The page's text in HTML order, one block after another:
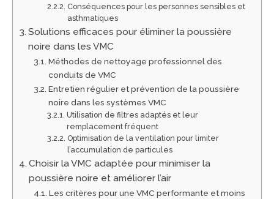
Conséquences pour les personnes sensibles et
asthmatiques
Solutions efficaces pour éliminer la poussière
noire dans les VMC
Méthodes de nettoyage professionnel des
conduits de VMC
Entretien régulier et prévention de la poussière
noire dans les systèmes VMC
Utilisation de filtres adaptés et leur
remplacement fréquent
Optimisation de la ventilation pour limiter
l’accumulation de particules
Choisir la VMC adaptée pour minimiser la
poussière noire et améliorer l’air
Les critères pour une VMC performante et moins